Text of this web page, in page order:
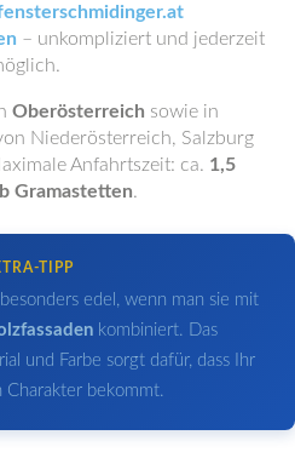
– unkompliziert und jederzeit
Oberösterreich sowie in
Niederösterreich, Salzburg
Anfahrtszeit: ca. 1,5
Gramastetten.
TIPP
edel, wenn man sie mit
kombiniert. Das
und Farbe sorgt dafür, dass Ihr
Charakter bekommt.